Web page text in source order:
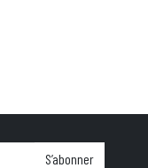
S’abonner